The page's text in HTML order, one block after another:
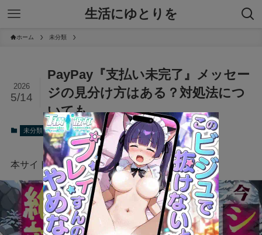
生活にゆとりを
ホーム 未分類
PayPay『支払い未完了』メッセー
ジの見分け方はある？対処法につ
いても
2026
5/14
未分類 2026年5月14日
本サイトにはプロモーションが含まれています。